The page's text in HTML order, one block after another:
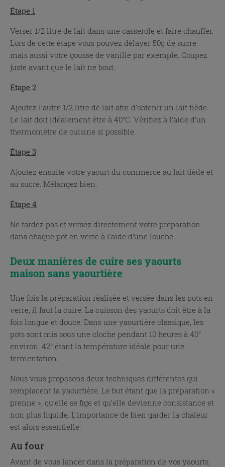
Étape 1
Verser 1/2 litre de lait dans une casserole et faire chauffer.
Lors de cette étape vous pouvez délayer 50g de sucre
mais aussi votre gousse de vanille par exemple. Coupez
juste avant que le lait ne bout.
Étape 2
Ajoutez l’autre 1/2 litre de lait afin d’obtenir un lait tiède.
Le lait doit idéalement être à 40°C. Vérifiez à l’aide d’un
thermomètre de cuisine si possible.
Étape 3
Ajoutez ensuite votre yaourt du commerce au lait tiède et
au sucre. Mélangez bien.
Étape 4
Ne tardez pas et versez directement votre préparation
dans chaque pot en verre à l’aide d’une louche.
Deux manières de cuire ses yaourts
maison sans yaourtière
Une fois la préparation réalisée et versée dans les pots en
verre, il faut la cuire. La cuisson des yaourts doit être à la
fois longue et douce. Dans une yaourtière classique, les
pots sont mis sous une cloche pendant 10 heures à 40°
environ. 42° étant la température idéale pour une
fermentation.
Nous vous proposons deux techniques différentes qui
remplacent la yaourtière. Le but étant que la préparation «
prenne », qu’elle se fige et qu’elle devienne consistance et
non plus liquide. L’importance de bien garder la chaleur
est alors essentielle.
Au four
Avant de vous lancer dans la préparation de vos yaourts,